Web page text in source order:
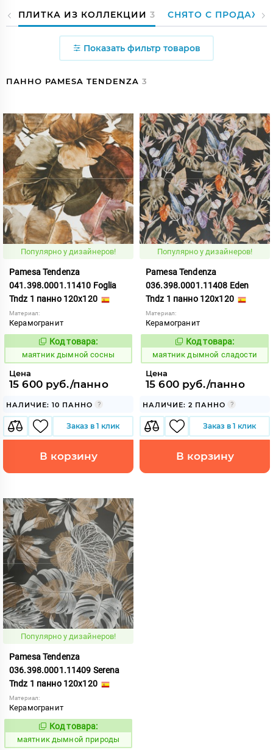
ПЛИТКА ИЗ КОЛЛЕКЦИИ 3 СНЯТО С ПРОДАЖИ
Показать фильтр товаров
ПАННО PAMESA TENDENZA 3
Популярно у дизайнеров!
Pamesa Tendenza
041.398.0001.11410 Foglia
Tndz 1 панно 120x120
Материал:
Керамогранит
Код:
925222
Код товара:
маятник дымной сосны
Цена
15 600 руб./панно
НАЛИЧИЕ: 10 ПАННО
Заказ в 1 клик
В корзину
Популярно у дизайнеров!
Pamesa Tendenza
036.398.0001.11408 Eden
Tndz 1 панно 120x120
Материал:
Керамогранит
Код:
925220
Код товара:
маятник дымной сладости
Цена
15 600 руб./панно
НАЛИЧИЕ: 2 ПАННО
Заказ в 1 клик
В корзину
Популярно у дизайнеров!
Pamesa Tendenza
036.398.0001.11409 Serena
Tndz 1 панно 120x120
Материал:
Керамогранит
Код:
925225
Код товара:
маятник дымной природы